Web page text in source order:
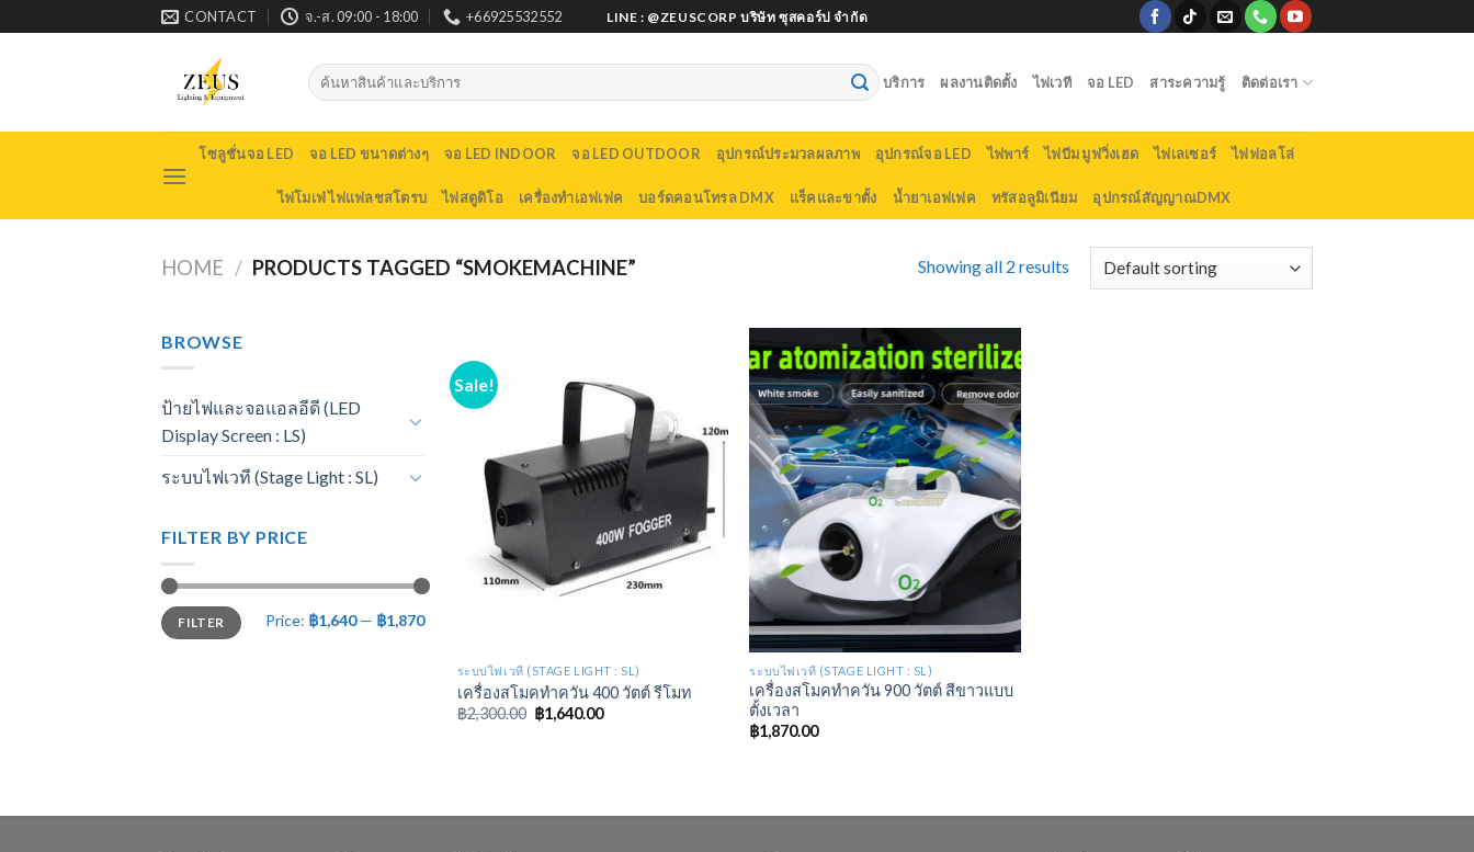
to
CONTACT จ.-ส. 09:00 - 18:00 +66925532552 LINE : @ZEUSCORP บริษัท ซุสคอร์ป จำกัด
Search
for:
บริการ ผลงานติดตั้ง ไฟเวที จอ LED สาระความรู้ ติดต่อเรา
โซลูชั่นจอ LED จอ LED ขนาดต่างๆ จอ LED INDOOR จอ LED OUTDOOR อุปกรณ์ประมวลผลภาพ อุปกรณ์จอ LED ไฟพาร์ ไฟบีม มูฟวิ่งเฮด ไฟเลเซอร์ ไฟฟอลโล่
ไฟโมเฟ่ ไฟแฟลชสโตรบ ไฟสตูดิโอ เครื่องทำเอฟเฟค บอร์ดคอนโทรล DMX แร็คและขาตั้ง น้ำยาเอฟเฟค ทรัสอลูมิเนียม อุปกรณ์สัญญาณDMX
HOME / PRODUCTS TAGGED “SMOKEMACHINE” Showing all 2 results
BROWSE
ป้ายไฟและจอแอลอีดี (LED
Display Screen : LS)
ระบบไฟเวที (Stage Light : SL)
FILTER BY PRICE
FILTER Price: ฿1,640— ฿1,870
Sale!
ระบบไฟเวที (STAGE LIGHT : SL)
เครื่องสโมคทำควัน 400 วัตต์ รีโมท
฿2,300.00 ฿1,640.00
ระบบไฟเวที (STAGE LIGHT : SL)
เครื่องสโมคทำควัน 900 วัตต์ สีขาวแบบ
ตั้งเวลา
฿1,870.00